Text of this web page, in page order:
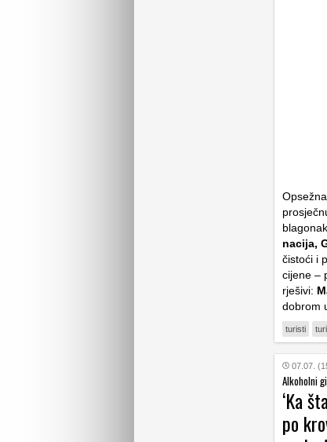
nacija,
čistoći i
cijene –
rješivi:
dobrom
turisti
07.07.
Alkoholni
‘Ka
po